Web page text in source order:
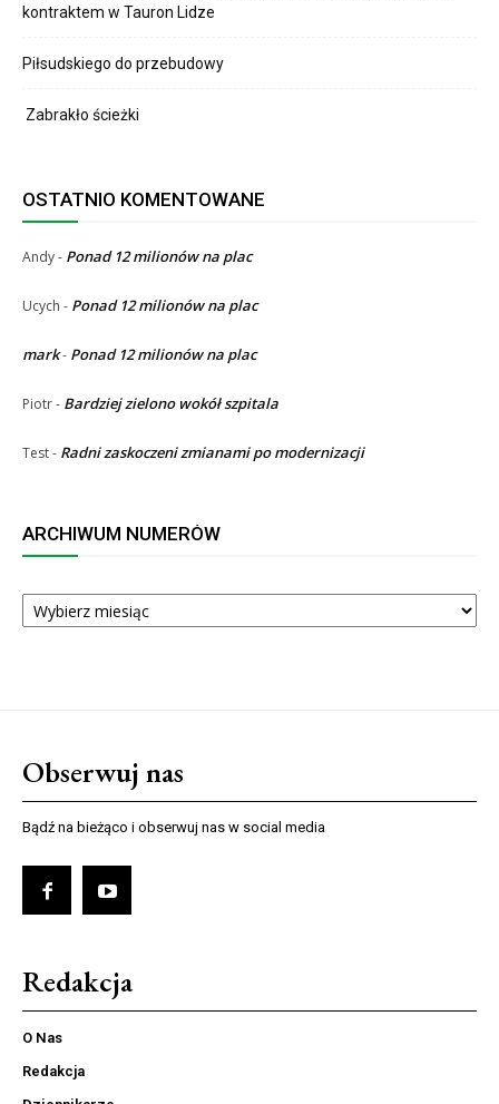
kontraktem w Tauron Lidze
Piłsudskiego do przebudowy
Zabrakło ścieżki
OSTATNIO KOMENTOWANE
Andy- Ponad 12 milionów na plac
Ucych - Ponad 12 milionów na plac
mark- Ponad 12 milionów na plac
Piotr- Bardziej zielono wokół szpitala
Test- Radni zaskoczeni zmianami po modernizacji
ARCHIWUM NUMERÓW
ARCHIWUM
NUMERÓW
Obserwuj nas
Bądź na bieżąco i obserwuj nas w social media
Redakcja
O Nas
Redakcja